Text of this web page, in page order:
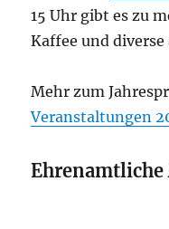
15 Uhr gibt es zu
Kaffee und
Mehr zum
Veranstaltungen